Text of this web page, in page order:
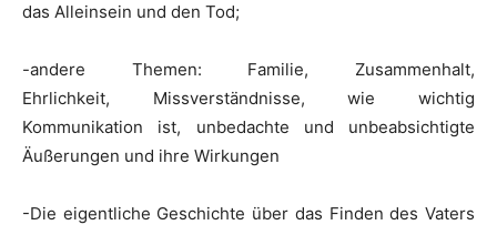
das Alleinsein und den Tod;
-andere Themen: Familie, Zusammenhalt,
Ehrlichkeit, Missverständnisse, wie wichtig
Kommunikation ist, unbedachte und unbeabsichtigte
Äußerungen und ihre Wirkungen
-Die eigentliche Geschichte über das Finden des Vaters